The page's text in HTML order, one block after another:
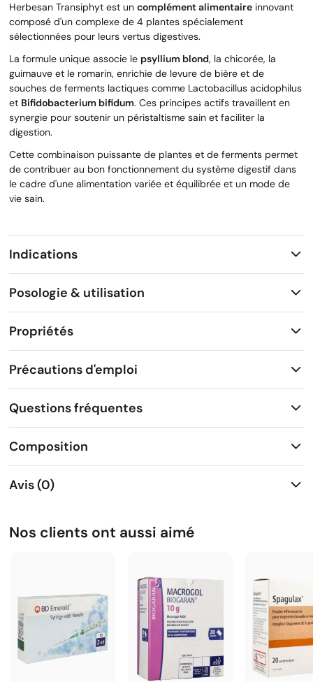
Herbesan Transiphyt est un complément alimentaire innovant
composé d'un complexe de 4 plantes spécialement
sélectionnées pour leurs vertus digestives.
La formule unique associe le psyllium blond, la chicorée, la
guimauve et le romarin, enrichie de levure de bière et de
souches de ferments lactiques comme Lactobacillus acidophilus
et Bifidobacterium bifidum. Ces principes actifs travaillent en
synergie pour soutenir un péristaltisme sain et faciliter la
digestion.
Cette combinaison puissante de plantes et de ferments permet
de contribuer au bon fonctionnement du système digestif dans
le cadre d'une alimentation variée et équilibrée et un mode de
vie sain.
Indications
Posologie & utilisation
Propriétés
Précautions d'emploi
Questions fréquentes
Composition
Avis (0)
Nos clients ont aussi aimé